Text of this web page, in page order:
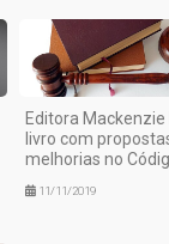
Editora Mackenzie
livro com
melhorias no
11/11/2019